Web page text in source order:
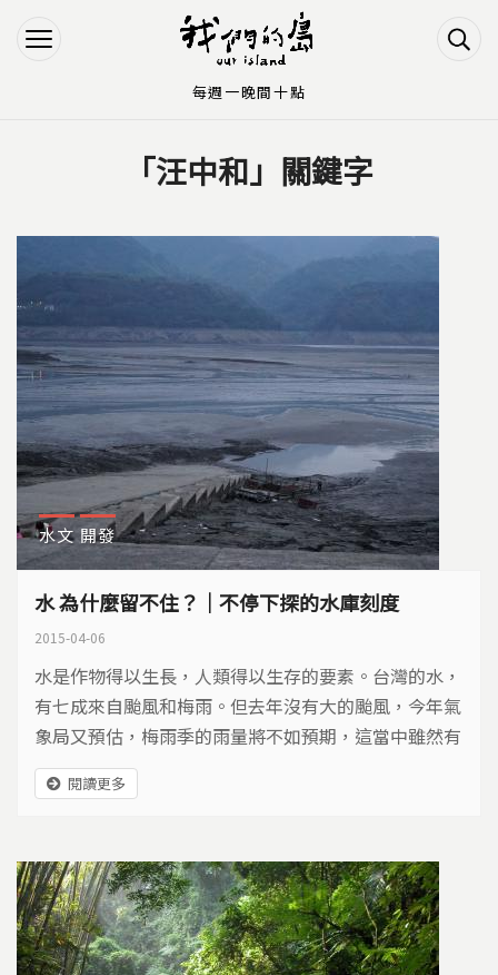
Jump to Navigation
Jump to Main content
「汪中和」關鍵字
水文 開發
水 為什麼留不住？｜不停下探的水庫刻度
2015-04-06
水是作物得以生長，人類得以生存的要素。台灣的水，
有七成來自颱風和梅雨。但去年沒有大的颱風，今年氣
象局又預估，梅雨季的雨量將不如預期，這當中雖然有
幾場春雨，卻還是無法有效紓解旱象，望著不停下探的
水庫刻度，大家都在渴望，大雨的來到…
閱讀更多
每週一晚間十點